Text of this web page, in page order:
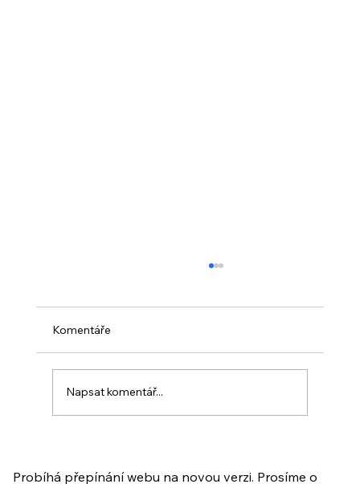
ukázkové lekce
Komentáře
Napsat komentář...
Probíhá přepínání webu na novou verzi. Prosíme o